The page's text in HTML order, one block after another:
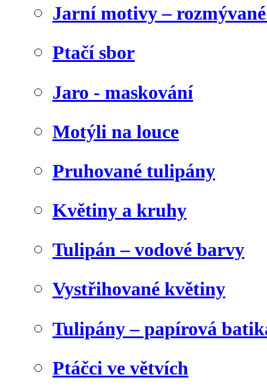
Jarní motivy –
Ptačí sbor
Jaro - maskování
Motýli na louce
Pruhované tulipány
Květiny a kruhy
Tulipán – vodové barvy
Vystřihované květiny
Tulipány – papírová
Ptáčci ve větvích